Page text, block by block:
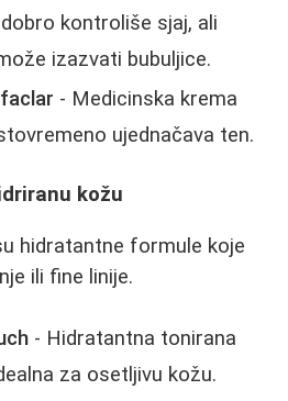
kontroliše sjaj, ali
izazvati bubuljice.
- Medicinska krema
ujednačava ten.
kožu
hidratantne formule koje
ili fine linije.
- Hidratantna tonirana
za osetljivu kožu.